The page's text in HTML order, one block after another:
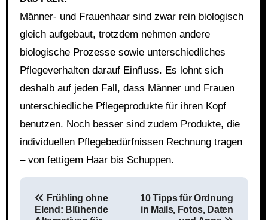
Männer- und Frauenhaar sind zwar rein biologisch
gleich aufgebaut, trotzdem nehmen andere
biologische Prozesse sowie unterschiedliches
Pflegeverhalten darauf Einfluss. Es lohnt sich
deshalb auf jeden Fall, dass Männer und Frauen
unterschiedliche Pflegeprodukte für ihren Kopf
benutzen. Noch besser sind zudem Produkte, die
individuellen Pflegebedürfnissen Rechnung tragen
– von fettigem Haar bis Schuppen.
Beitragsnavigation
Frühling ohne
Elend: Blühende
10 Tipps für Ordnung
in Mails, Fotos, Daten